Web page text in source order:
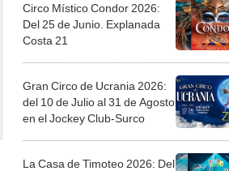
Circo Místico Condor 2026:
Del 25 de Junio. Explanada
Costa 21
Gran Circo de Ucrania 2026:
del 10 de Julio al 31 de Agosto
en el Jockey Club-Surco
La Casa de Timoteo 2026: Del